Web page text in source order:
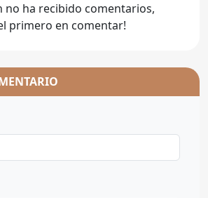
no ha recibido comentarios,
primero en comentar!